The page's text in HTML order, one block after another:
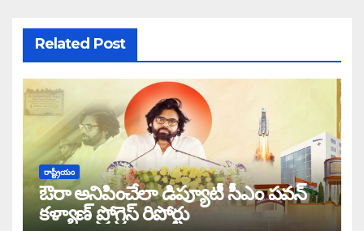
Related Post
రాష్ట్రీయం
ఔరా అనిపించేలా డిప్యూటీ సీఎం పవన్
కళ్యాణ్ ప్రోగ్రెస్ రిపోర్టు